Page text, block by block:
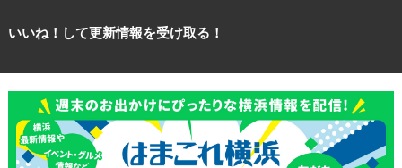
いいね！して更新情報を受け取る！